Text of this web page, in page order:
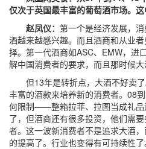
仅次于英国最丰富的葡萄酒市场。这
赵凤仪： 第一个是经济发展，
酒越来越感兴趣。而且酒商和从业
择。第一代酒商如ASC、EMW，进
解中国消费者的要求，而且那时候大
但13年是转折点，大酒不好卖了
丰富的酒款来培养新的消费者。08
何限制——整箱拉菲、拉图当成礼品
了，但酒商还有很多投资，他们需
者。这一波新消费者不是追求大酒
的提高了。行业也变得有可持续性了